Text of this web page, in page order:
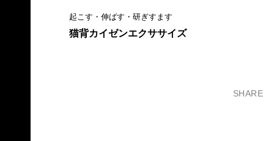
起こす・伸ばす・研ぎすます
猫背カイゼンエクササイズ
SHARE